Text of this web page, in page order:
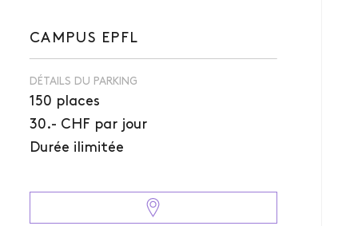
CAMPUS EPFL
DÉTAILS DU PARKING
150 places
30.- CHF par jour
Durée ilimitée